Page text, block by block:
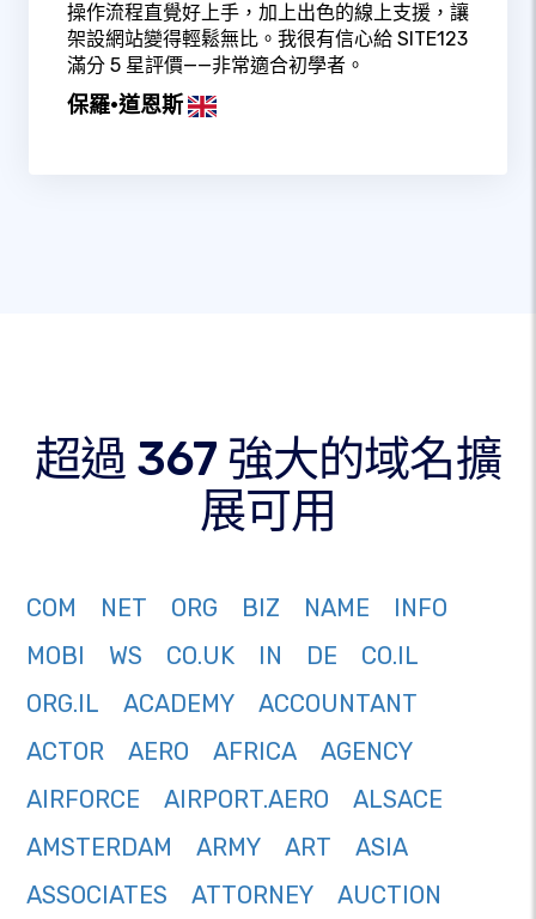
操作流程直覺好上手，加上出色的線上支援，讓
架設網站變得輕鬆無比。我很有信心給 SITE123
滿分 5 星評價——非常適合初學者。
保羅·道恩斯
超過 367 強大的域名擴
展可用
COM NET ORG BIZ NAME
INFO
MOBI
WS CO.UK IN DE
CO.IL
ORG.IL
ACADEMY
ACCOUNTANT
ACTOR
AERO AFRICA
AGENCY
AIRFORCE
AIRPORT.AERO
ALSACE
AMSTERDAM
ARMY ART
ASIA
ASSOCIATES
ATTORNEY
AUCTION